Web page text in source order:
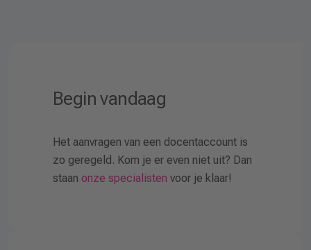
Begin vandaag
Het aanvragen van een docentaccount is
zo geregeld. Kom je er even niet uit? Dan
staan onze specialisten voor je klaar!